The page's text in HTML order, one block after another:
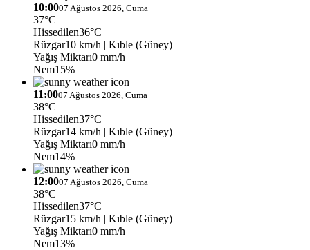
10:0007 Ağustos 2026, Cuma
37°C
Hissedilen36°C
Rüzgar10 km/h | Kıble (Güney)
Yağış Miktarı0 mm/h
Nem15%
11:0007 Ağustos 2026, Cuma
38°C
Hissedilen37°C
Rüzgar14 km/h | Kıble (Güney)
Yağış Miktarı0 mm/h
Nem14%
12:0007 Ağustos 2026, Cuma
38°C
Hissedilen37°C
Rüzgar15 km/h | Kıble (Güney)
Yağış Miktarı0 mm/h
Nem13%